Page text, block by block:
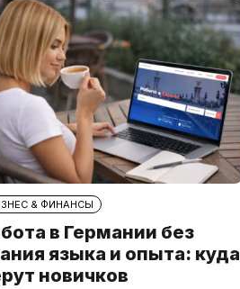
& ФИНАНСЫ
в Германии без
языка и опыта: куда
новичков